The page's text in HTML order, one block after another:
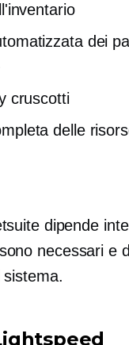
dei
cruscotti
delle
dipende
necessari e
sistema.